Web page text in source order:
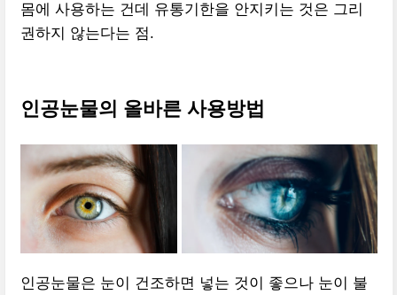
몸에 사용하는 건데 유통기한을 안지키는 것은 그리
권하지 않는다는 점.
인공눈물의 올바른 사용방법
인공눈물은 눈이 건조하면 넣는 것이 좋으나 눈이 불